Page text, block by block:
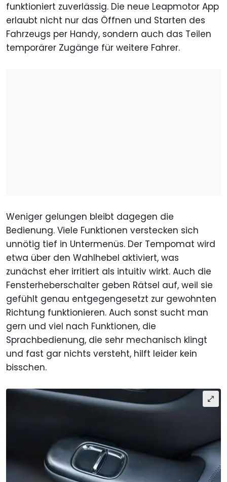
funktioniert zuverlässig. Die neue Leapmotor App
erlaubt nicht nur das Öffnen und Starten des
Fahrzeugs per Handy, sondern auch das Teilen
temporärer Zugänge für weitere Fahrer.
Weniger gelungen bleibt dagegen die
Bedienung. Viele Funktionen verstecken sich
unnötig tief in Untermenüs. Der Tempomat wird
etwa über den Wahlhebel aktiviert, was
zunächst eher irritiert als intuitiv wirkt. Auch die
Fensterheberschalter geben Rätsel auf, weil sie
gefühlt genau entgegengesetzt zur gewohnten
Richtung funktionieren. Auch sonst sucht man
gern und viel nach Funktionen, die
Sprachbedienung, die sehr mechanisch klingt
und fast gar nichts versteht, hilft leider kein
bisschen.